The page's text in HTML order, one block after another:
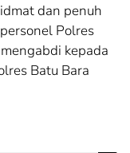
dan penuh
Polres
kepada
Batu Bara